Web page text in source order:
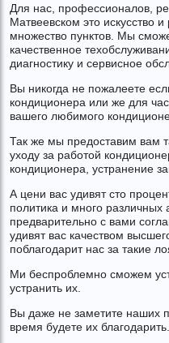
Для нас, профессионалов,
Матвеевском это искусство
множество пунктов. Мы
качественное
диагностику и сервисное
Вы никогда не пожалеете
кондиционера или же для
вашего любимого
Так же мы предоставим вам
уходу за работой
кондиционера, устранение
А цени вас удивят сто
политика и много различных
предварительно с вами
удивят вас качеством
поблагодарит нас за такие
Ми беспроблемно сможем
устранить их.
Вы даже не заметите наших
время будете их благодарить.